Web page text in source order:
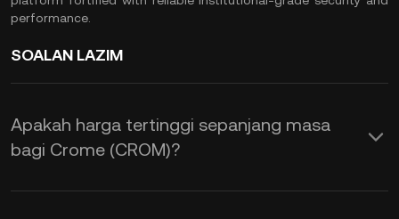
performance.
SOALAN LAZIM
Apakah harga tertinggi sepanjang masa
bagi Crome (CROM)?